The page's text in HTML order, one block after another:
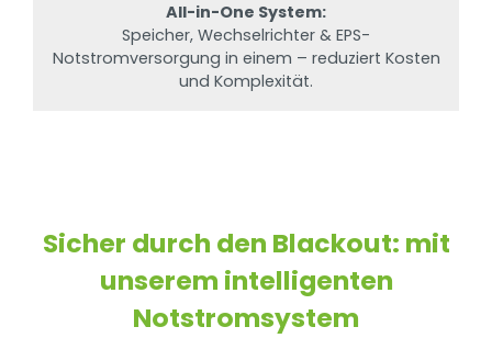
All-in-One System:
Speicher, Wechselrichter & EPS-
Notstromversorgung in einem – reduziert Kosten
und Komplexität.
Sicher durch den Blackout: mit
unserem intelligenten
Notstromsystem